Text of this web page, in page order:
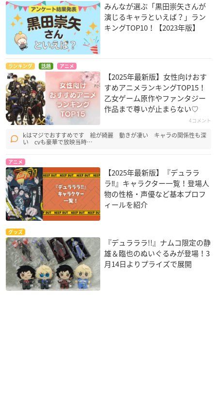
みんなが選ぶ「黒田崇矢さんが
演じるキャラといえば？」ラン
キングTOP10！【2023年版】
ランキング 話題 アニメ
【2025年最新版】女性向けおす
すめアニメランキングTOP15！
乙女ゲーム原作やファンタジー
作品まで尊いが止まらない♡
4コメント
kはマジでおすすめです 絵が綺麗 動きが凄い キャラの関係性も深
い cvも豪華で放映当時…
アニメ
【2025年最新版】『デュララ
ラ‼︎』キャラクター一覧！登場人
物の性格・声優など基本プロフ
ィールを紹介
グッズ
『デュラララ!!』ナムコ限定の静
雄＆臨也のぬいぐるみが登場！3
月14日よりプライズで展開